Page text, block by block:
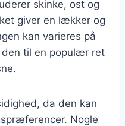
skinke, ost og
giver en lækker og
kan varieres på
den til en populær ret
da den kan
Nogle